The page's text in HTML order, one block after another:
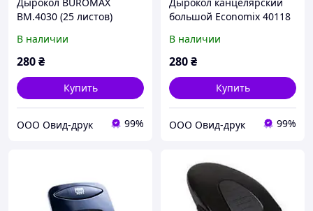
ВМ.4030 (25 листов)
В наличии
280₴
Купить
ООО Овид-друк 99%
большой Economix 40118
В наличии
280₴
Купить
ООО Овид-друк 99%